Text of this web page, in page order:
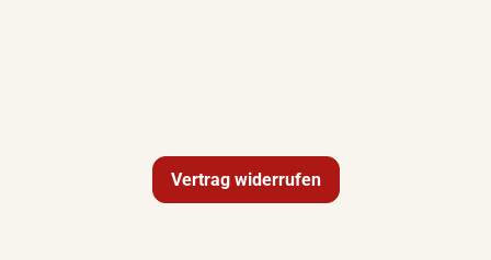
Vertrag widerrufen